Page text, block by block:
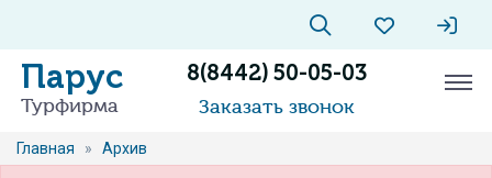
Парус
Турфирма
8(8442) 50-05-03
Заказать звонок
Главная » Архив